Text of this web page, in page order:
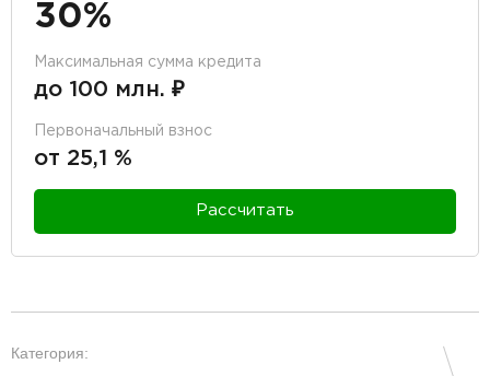
30%
Максимальная сумма кредита
до 100 млн. ₽
Первоначальный взнос
от 25,1 %
Рассчитать
Категория: